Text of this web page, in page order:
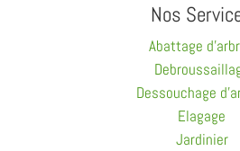
Nos
Abattage
Dessouchage
Elagage
Jardinier